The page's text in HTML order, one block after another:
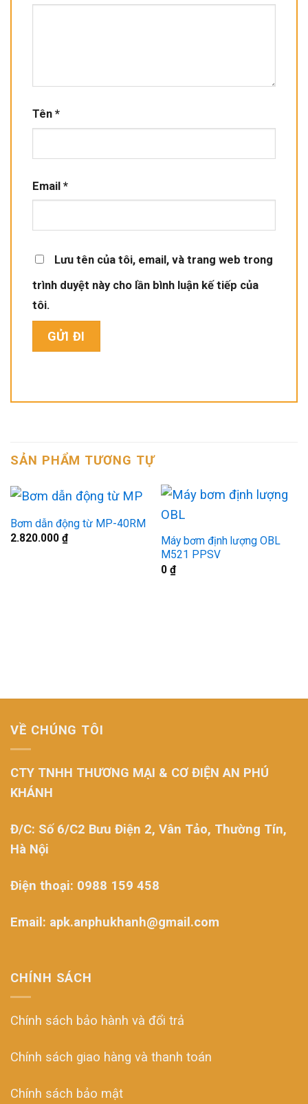
Tên *
Email *
Lưu tên của tôi, email, và trang web trong
trình duyệt này cho lần bình luận kế tiếp của
tôi.
SẢN PHẨM TƯƠNG TỰ
Bơm dẫn động từ MP-40RM
2.820.000 ₫
Máy bơm định lượng OBL
M521 PPSV
0 ₫
VỀ CHÚNG TÔI
CTY TNHH THƯƠNG MẠI & CƠ ĐIỆN AN PHÚ
KHÁNH
Đ/C: Số 6/C2 Bưu Điện 2, Vân Tảo, Thường Tín,
Hà Nội
Điện thoại: 0988 159 458
Email: apk.anphukhanh@gmail.com
CHÍNH SÁCH
Chính sách bảo hành và đổi trả
Chính sách giao hàng và thanh toán
Chính sách bảo mật